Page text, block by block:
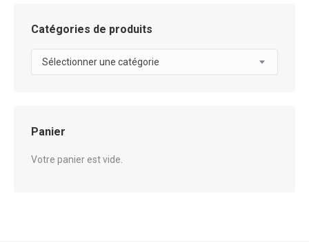
Catégories de produits
Sélectionner une catégorie
Panier
Votre panier est vide.